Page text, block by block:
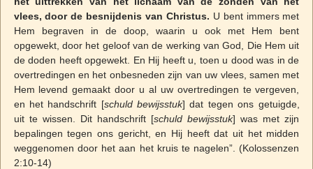
vlees, door de besnijdenis van Christus. U bent immers met
Hem begraven in de doop, waarin u ook met Hem bent
opgewekt, door het geloof van de werking van God, Die Hem uit
de doden heeft opgewekt. En Hij heeft u, toen u dood was in de
overtredingen en het onbesneden zijn van uw vlees, samen met
Hem levend gemaakt door u al uw overtredingen te vergeven,
en het handschrift [schuld bewijsstuk] dat tegen ons getuigde,
uit te wissen. Dit handschrift [schuld bewijsstuk] was met zijn
bepalingen tegen ons gericht, en Hij heeft dat uit het midden
weggenomen door het aan het kruis te nagelen”. (Kolossenzen
2:10-14)